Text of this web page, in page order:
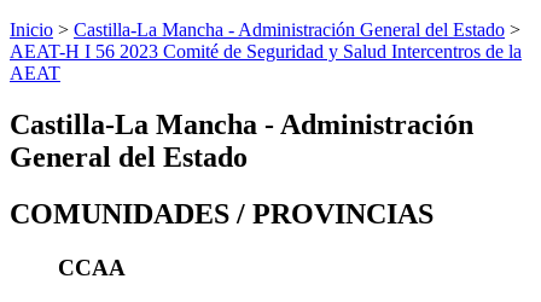
Inicio > Castilla-La Mancha - Administración General del Estado >
AEAT-H I 56 2023 Comité de Seguridad y Salud Intercentros de la
AEAT
Castilla-La Mancha - Administración
General del Estado
COMUNIDADES / PROVINCIAS
CCAA